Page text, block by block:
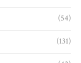
(54)
(131)